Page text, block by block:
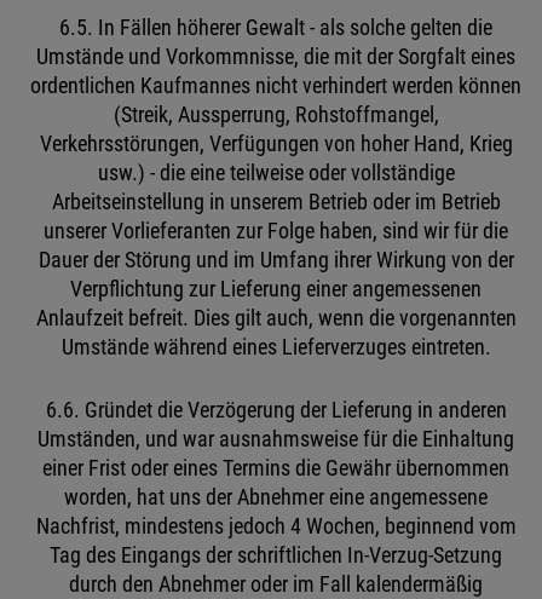
6.5. In Fällen höherer Gewalt - als solche gelten die
Umstände und Vorkommnisse, die mit der Sorgfalt eines
ordentlichen Kaufmannes nicht verhindert werden können
(Streik, Aussperrung, Rohstoffmangel,
Verkehrsstörungen, Verfügungen von hoher Hand, Krieg
usw.) - die eine teilweise oder vollständige
Arbeitseinstellung in unserem Betrieb oder im Betrieb
unserer Vorlieferanten zur Folge haben, sind wir für die
Dauer der Störung und im Umfang ihrer Wirkung von der
Verpflichtung zur Lieferung einer angemessenen
Anlaufzeit befreit. Dies gilt auch, wenn die vorgenannten
Umstände während eines Lieferverzuges eintreten.
6.6. Gründet die Verzögerung der Lieferung in anderen
Umständen, und war ausnahmsweise für die Einhaltung
einer Frist oder eines Termins die Gewähr übernommen
worden, hat uns der Abnehmer eine angemessene
Nachfrist, mindestens jedoch 4 Wochen, beginnend vom
Tag des Eingangs der schriftlichen In-Verzug-Setzung
durch den Abnehmer oder im Fall kalendermäßig